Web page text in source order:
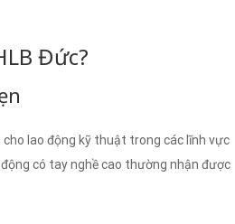
Đức?
lao động kỹ thuật trong các lĩnh vực
có tay nghề cao thường nhận được